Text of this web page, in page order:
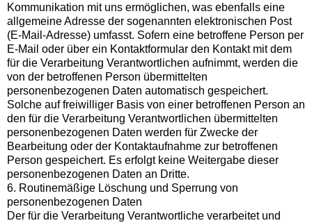
Kommunikation mit uns ermöglichen, was ebenfalls eine
allgemeine Adresse der sogenannten elektronischen Post
(E-Mail-Adresse) umfasst. Sofern eine betroffene Person per
E-Mail oder über ein Kontaktformular den Kontakt mit dem
für die Verarbeitung Verantwortlichen aufnimmt, werden die
von der betroffenen Person übermittelten
personenbezogenen Daten automatisch gespeichert.
Solche auf freiwilliger Basis von einer betroffenen Person an
den für die Verarbeitung Verantwortlichen übermittelten
personenbezogenen Daten werden für Zwecke der
Bearbeitung oder der Kontaktaufnahme zur betroffenen
Person gespeichert. Es erfolgt keine Weitergabe dieser
personenbezogenen Daten an Dritte.
6. Routinemäßige Löschung und Sperrung von
personenbezogenen Daten
Der für die Verarbeitung Verantwortliche verarbeitet und